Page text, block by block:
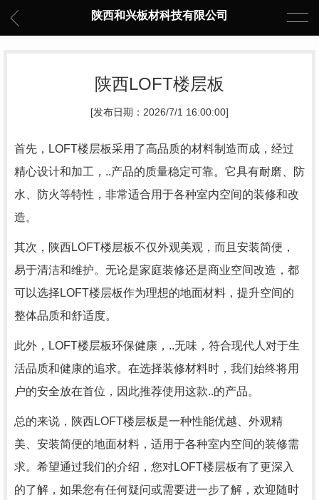
陕西和兴板材科技有限公司
陕西LOFT楼层板
[发布日期：2026/7/1 16:00:00]
首先，LOFT楼层板采用了高品质的材料制造而成，经过
精心设计和加工，..产品的质量稳定可靠。它具有耐磨、防
水、防火等特性，非常适合用于各种室内空间的装修和改
造。
其次，陕西LOFT楼层板不仅外观美观，而且安装简便，
易于清洁和维护。无论是家庭装修还是商业空间改造，都
可以选择LOFT楼层板作为理想的地面材料，提升空间的
整体品质和舒适度。
此外，LOFT楼层板环保健康，..无味，符合现代人对于生
活品质和健康的追求。在选择装修材料时，我们始终将用
户的安全放在首位，因此推荐使用这款..的产品。
总的来说，陕西LOFT楼层板是一种性能优越、外观精
美、安装简便的地面材料，适用于各种室内空间的装修需
求。希望通过我们的介绍，您对LOFT楼层板有了更深入
的了解，如果您有任何疑问或需要进一步了解，欢迎随时